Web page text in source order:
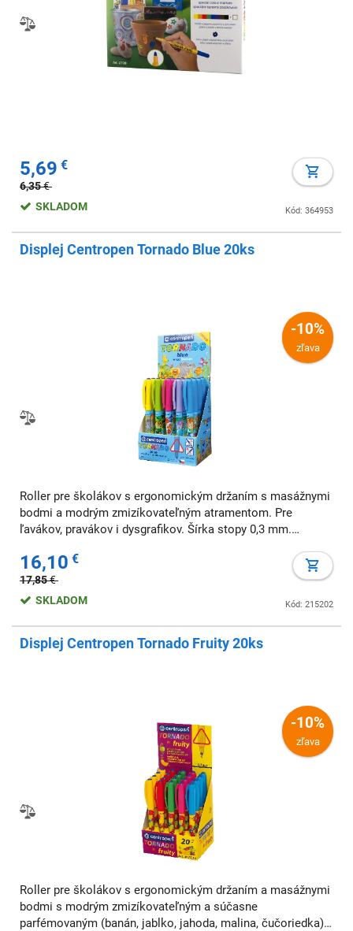
5,69 €
6,35€
Kód: 364953
SKLADOM
Displej Centropen Tornado Blue 20ks
-10%
zľava
Roller pre školákov s ergonomickým držaním s masážnymi
bodmi a modrým zmizíkovateľným atramentom. Pre
ľavákov, pravákov i dysgrafikov. Šírka stopy 0,3 mm.
16,10 €
17,85€
Kód: 215202
SKLADOM
Displej Centropen Tornado Fruity 20ks
-10%
zľava
Roller pre školákov s ergonomickým držaním a masážnymi
bodmi s modrým zmizíkovateľným a súčasne
parfémovaným (banán, jablko, jahoda, malina, čučoriedka)